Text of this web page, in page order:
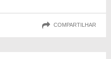
COMPARTILHAR